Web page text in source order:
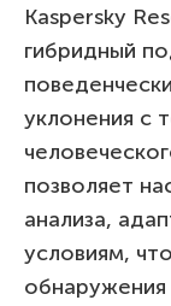
Kaspersky
гибридный
уклонения с
позволяет
анализа,
условиям,
обнаружения